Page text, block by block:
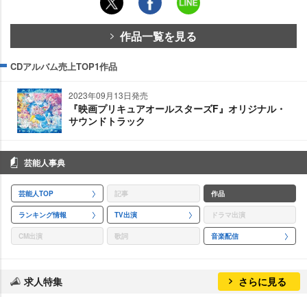
作品一覧を見る
CDアルバム売上TOP1作品
2023年09月13日発売
『映画プリキュアオールスターズF』オリジナル・
サウンドトラック
芸能人事典
芸能人TOP 記事 作品
ランキング情報 TV出演 ドラマ出演
CM出演 歌詞 音楽配信
求人特集 さらに見る